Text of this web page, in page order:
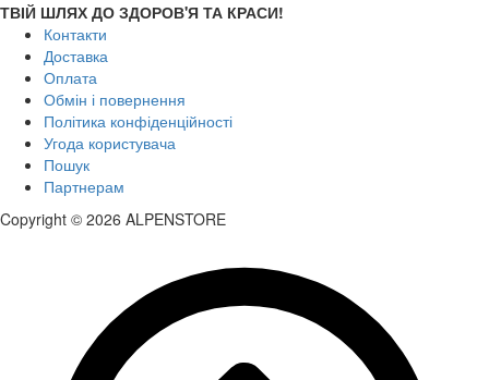
ТВІЙ ШЛЯХ ДО ЗДОРОВ'Я ТА КРАСИ!
Контакти
Доставка
Оплата
Обмін і повернення
Політика конфіденційності
Угода користувача
Пошук
Партнерам
Copyright © 2026 ALPENSTORE